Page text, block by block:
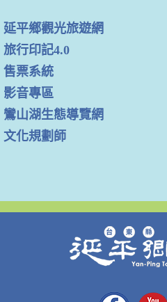
延平鄉觀光旅遊網
旅行印記4.0
售票系統
影音專區
鸞山湖生態導覽網
文化規劃師